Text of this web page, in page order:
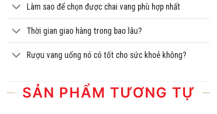
Làm sao để chọn được chai vang phù hợp nhất
Thời gian giao hàng trong bao lâu?
Rượu vang uống nó có tốt cho sức khoẻ không?
SẢN PHẨM TƯƠNG TỰ